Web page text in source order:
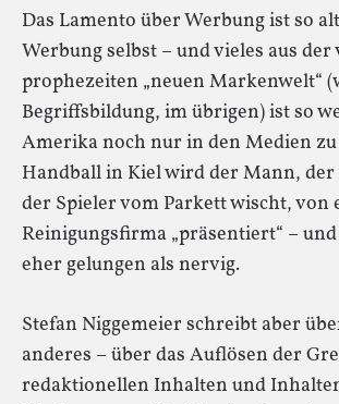
Das Lamento über Werbung ist so
Werbung selbst – und vieles aus
prophezeiten „neuen Markenwelt“
Begriffsbildung, im übrigen) ist so
Amerika noch nur in den Medien
Handball in Kiel wird der Mann, der
der Spieler vom Parkett wischt, von
Reinigungsfirma „präsentiert“ –
eher gelungen als nervig.
Stefan Niggemeier schreibt aber
anderes – über das Auflösen der
redaktionellen Inhalten und